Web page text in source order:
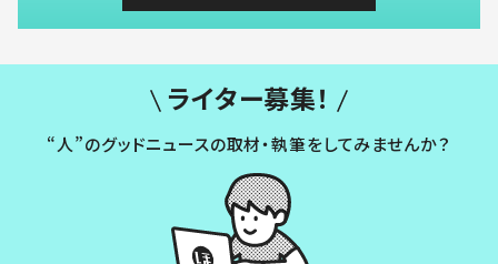
ライター募集！
“人”のグッドニュースの取材・執筆をしてみませんか？